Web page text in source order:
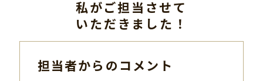
私がご担当させて
いただきました！
担当者からのコメント